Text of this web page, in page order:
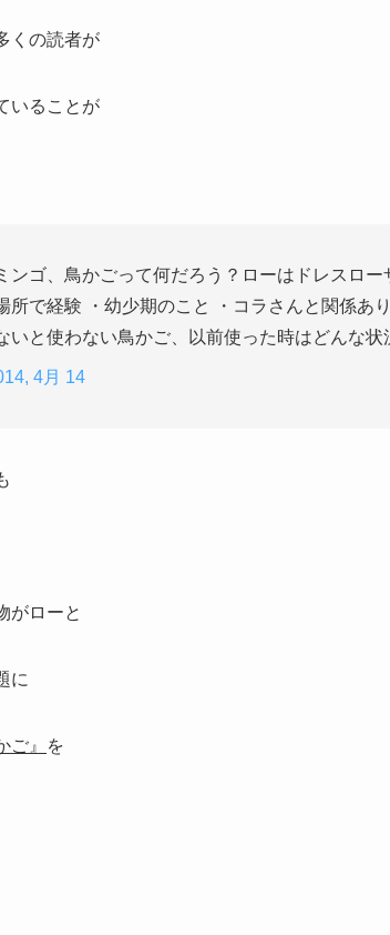
くの読者が
いることが
ンゴ、鳥かごって何だろう？ローはドレスロ
所で経験 ・幼少期のこと ・コラさんと関係あ
いと使わない鳥かご、以前使った時はどんな状
4月 14
がローと
に
ご』 を